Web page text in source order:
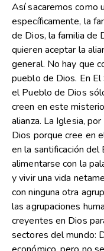
Así sacaremos como
específicamente, la
de Dios, la familia de
quieren aceptar la
general. No hay que
pueblo de Dios. En
el Pueblo de Dios
creen en este
alianza. La Iglesia,
Dios porque cree en
en la santificación
alimentarse con la
y vivir una vida
con ninguna otra
las agrupaciones
creyentes en Dios
sectores del mundo: